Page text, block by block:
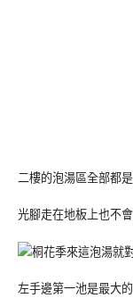
二樓的泡湯區全部都
光腳走在地板上也不
左手邊第一池是最大